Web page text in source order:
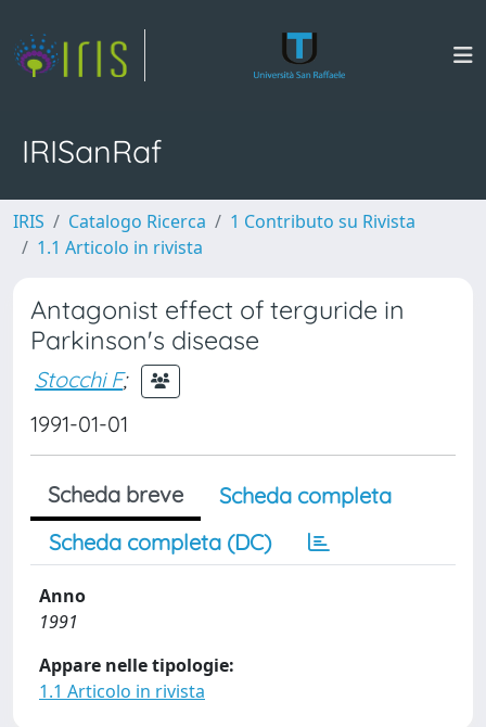
IRISanRaf
IRIS Catalogo Ricerca
1 Contributo su Rivista
1.1 Articolo in rivista
Antagonist effect of terguride in
Parkinson's disease
Stocchi F;
1991-01-01
Scheda breve
Scheda completa
Scheda completa (DC)
Anno
1991
Appare nelle tipologie:
1.1 Articolo in rivista